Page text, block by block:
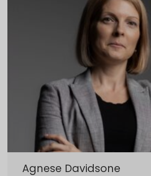
Agnese Davidsone